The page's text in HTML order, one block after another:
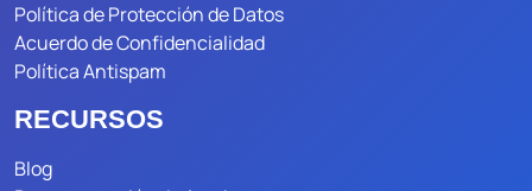
Política de Protección de Datos
Acuerdo de Confidencialidad
Política Antispam
RECURSOS
Blog